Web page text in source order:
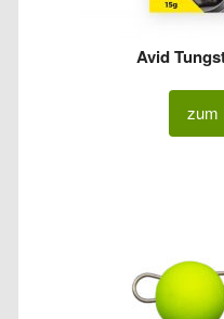
Avid
zum